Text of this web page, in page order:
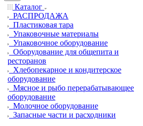
Каталог
РАСПРОДАЖА
Пластиковая тара
Упаковочные материалы
Упаковочное оборудование
Оборудование для общепита и
ресторанов
Хлебопекарное и кондитерское
оборудование
Мясное и рыбо перерабатывающее
оборудование
Молочное оборудование
Запасные части и расходники